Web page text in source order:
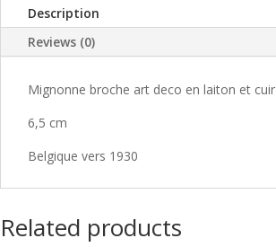
main
quantity
Description
Reviews (0)
Mignonne broche art deco en laiton et cuir
6,5 cm
Belgique vers 1930
Related products